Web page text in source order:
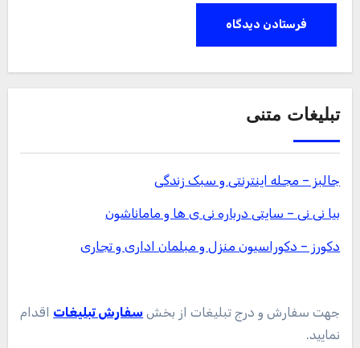
تبلیغات متنی
جالبز – مجله اینترنتی و سبک زندگی
بیا نی نی – سایتی درباره نی ی ها و ماماناشون
دکورز – دکوراسیون منزل و مبلمان اداری و تجاری
جهت سفارش و درج تبلیغات از بخش سفارش تبلیغات اقدام
نمایید.